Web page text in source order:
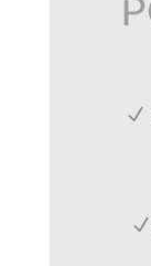
N
N